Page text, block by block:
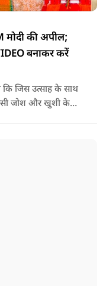
मोदी की अपील;
बनाकर करें
कि जिस उत्साह के साथ
जोश और खुशी के